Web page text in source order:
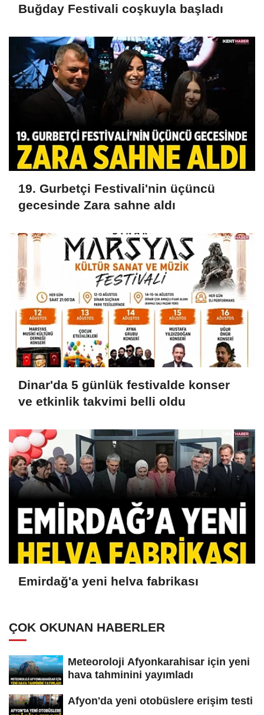
Buğday Festivali coşkuyla başladı
19. Gurbetçi Festivali'nin üçüncü
gecesinde Zara sahne aldı
Dinar'da 5 günlük festivalde konser
ve etkinlik takvimi belli oldu
Emirdağ'a yeni helva fabrikası
ÇOK OKUNAN HABERLER
Meteoroloji Afyonkarahisar için yeni
hava tahminini yayımladı
Afyon'da yeni otobüslere erişim testi